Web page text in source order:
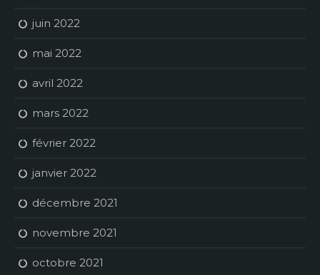
juin 2022
mai 2022
avril 2022
mars 2022
février 2022
janvier 2022
décembre 2021
novembre 2021
octobre 2021